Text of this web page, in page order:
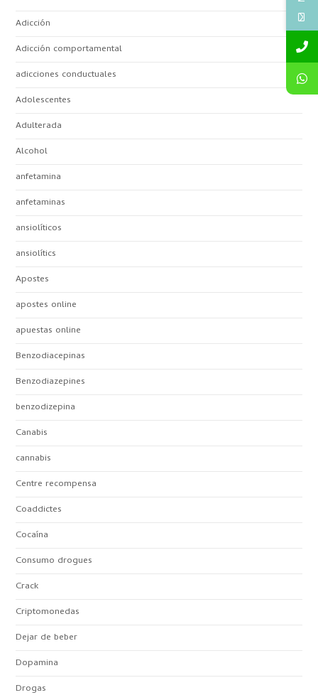
Adicción
Adicción comportamental
adicciones conductuales
Adolescentes
Adulterada
Alcohol
anfetamina
anfetaminas
ansiolíticos
ansiolítics
Apostes
apostes online
apuestas online
Benzodiacepinas
Benzodiazepines
benzodizepina
Canabis
cannabis
Centre recompensa
Coaddictes
Cocaína
Consumo drogues
Crack
Criptomonedas
Dejar de beber
Dopamina
Drogas